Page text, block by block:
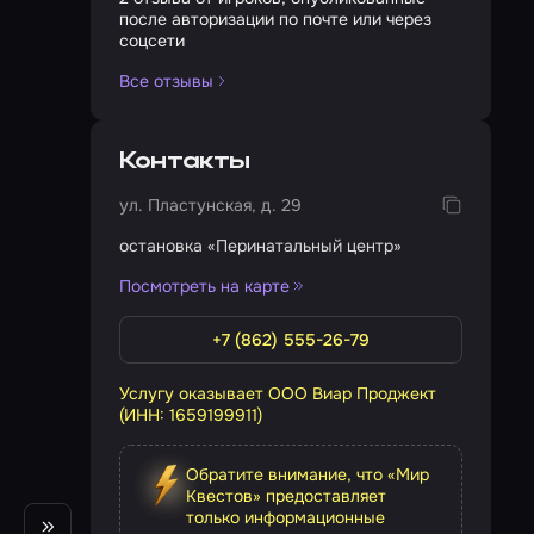
после авторизации по почте или через
соцсети
Все отзывы
Контакты
ул. Пластунская, д. 29
остановка «Перинатальный центр»
Посмотреть на карте
+7 (862) 555-26-79
Услугу оказывает ООО Виар Проджект
(ИНН: 1659199911)
Обратите внимание, что «Мир
Квестов» предоставляет
только информационные